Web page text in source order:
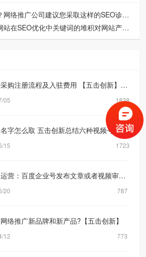
络推广公司建议您采取这样的SEO诊断方法
在SEO优化中关键词的堆积对网站产生的危害
百度爱采购注册流程及入驻费用 【五击创新】网络营销公司
05 1838
视频号名字怎么取 五击创新总结六种视频号取名方式
15 1723
自媒体运营：百度企业号发布文章或者视频审核规则机制是什么？【五击创新】
20 787
络推广新品牌和新产品?【五击创新】
12 773